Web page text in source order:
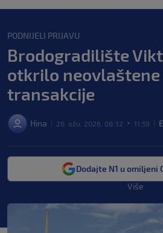
PODNIJELI PRIJAVU
Brodogradilište
otkrilo
transakcije
Hina 26. ožu. 2026. 08:32 > 11:59
Dodajte N1 u omiljeni
Više